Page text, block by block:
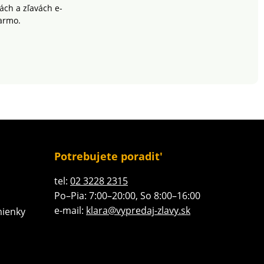
a zľavách e-
Potrebujete poradit'
tel: 02 3228 2315
Po–Pia: 7:00–20:00, So 8:00–16:00
e-mail: klara@vypredaj-zlavy.sk